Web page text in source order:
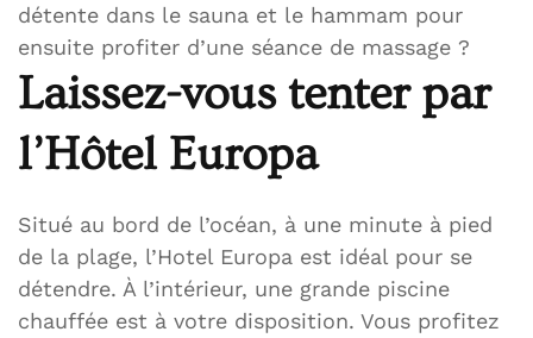
détente dans le sauna et le hammam pour
ensuite profiter d’une séance de massage ?
Laissez-vous tenter par
l’Hôtel Europa
Situé au bord de l’océan, à une minute à pied
de la plage, l’Hotel Europa est idéal pour se
détendre. À l’intérieur, une grande piscine
chauffée est à votre disposition. Vous profitez